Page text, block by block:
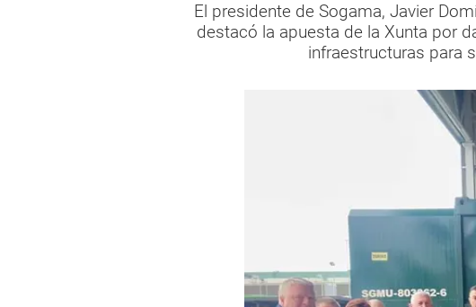
El presidente de Sogama, Javier
destacó la apuesta de la Xunta por
infraestructuras para